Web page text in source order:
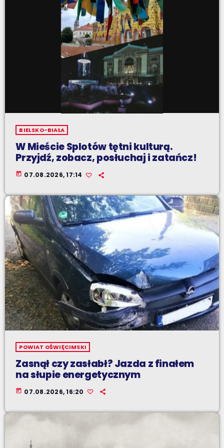
BIELSKO-BIAŁA
W Mieście Splotów tętni kulturą.
Przyjdź, zobacz, posłuchaj i zatańcz!
today 07.08.2026, 17:14
POWIAT OŚWIĘCIMSKI
Zasnął czy zasłabł? Jazda z finałem
na słupie energetycznym
today 07.08.2026, 16:20